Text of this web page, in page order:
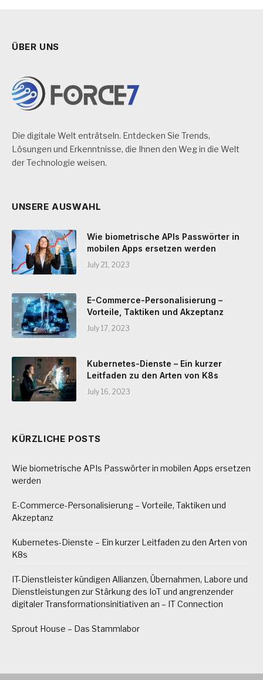
ÜBER UNS
Die digitale Welt enträtseln. Entdecken Sie Trends,
Lösungen und Erkenntnisse, die Ihnen den Weg in die Welt
der Technologie weisen.
UNSERE AUSWAHL
Wie biometrische APIs Passwörter in
mobilen Apps ersetzen werden
July 21, 2023
E-Commerce-Personalisierung –
Vorteile, Taktiken und Akzeptanz
July 17, 2023
Kubernetes-Dienste – Ein kurzer
Leitfaden zu den Arten von K8s
July 16, 2023
KÜRZLICHE POSTS
Wie biometrische APIs Passwörter in mobilen Apps ersetzen
werden
E-Commerce-Personalisierung – Vorteile, Taktiken und
Akzeptanz
Kubernetes-Dienste – Ein kurzer Leitfaden zu den Arten von
K8s
IT-Dienstleister kündigen Allianzen, Übernahmen, Labore und
Dienstleistungen zur Stärkung des IoT und angrenzender
digitaler Transformationsinitiativen an – IT Connection
Sprout House – Das Stammlabor